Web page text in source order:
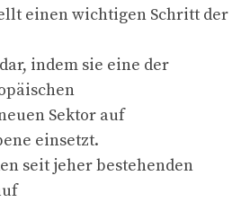
einen wichtigen Schritt der
indem sie eine der
Sektor auf
einsetzt.
seit jeher bestehenden